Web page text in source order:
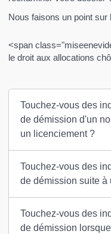
Nous faisons un point sur
<span
le droit aux allocations
Touchez-vous des
de démission d'un
un licenciement ?
Touchez-vous des
de démission suite à
Touchez-vous des
de démission